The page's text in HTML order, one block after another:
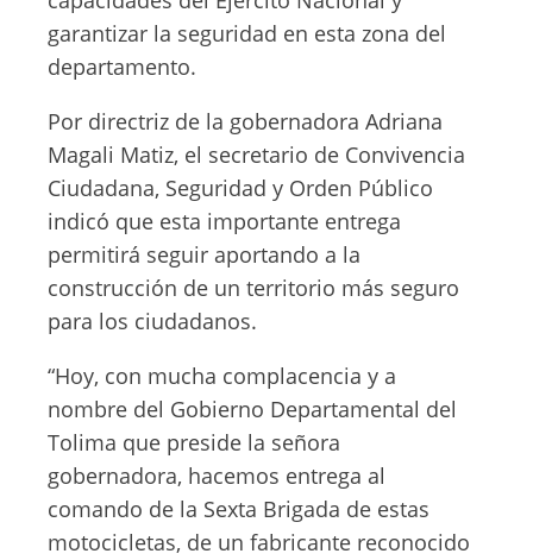
garantizar la seguridad en esta zona del
departamento.
Por directriz de la gobernadora Adriana
Magali Matiz, el secretario de Convivencia
Ciudadana, Seguridad y Orden Público
indicó que esta importante entrega
permitirá seguir aportando a la
construcción de un territorio más seguro
para los ciudadanos.
“Hoy, con mucha complacencia y a
nombre del Gobierno Departamental del
Tolima que preside la señora
gobernadora, hacemos entrega al
comando de la Sexta Brigada de estas
motocicletas, de un fabricante reconocido